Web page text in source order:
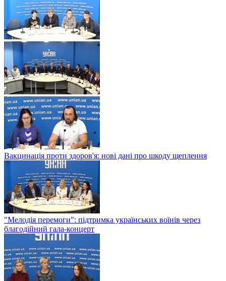
Вакцинація проти здоров'я: нові дані про шкоду щеплення
"Мелодія перемоги": підтримка українських воїнів через
благодійний гала-концерт